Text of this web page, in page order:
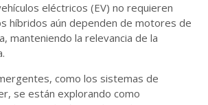
eléctricos (EV) no requieren
híbridos aún dependen de motores de
manteniendo la relevancia de la
como los sistemas de
se están explorando como